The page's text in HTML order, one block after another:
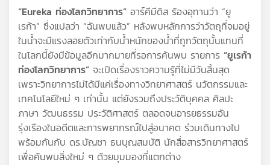
เพล
สต์
ของ
คุณ
เพลง
“Eureka ท่องโลกวิทยาการ” อาร์คีมีดิส ร้องอุทานว่า “ยู
เรก้า” ซึ่งแปลว่า “ฉันพบแล้ว” หลังพบหลักการว่าวัตถุที่จมอยู่
ในน้ำจะมีแรงลอยตัวเท่ากับน้ำหนักของน้ำที่ถูกวัตถุนั้นแทนที่
ในโลกนี้ยังมีข้อมูลอีกมากมายที่รอการค้นพบ รายการ “ยูเรก้า
ท่องโลกวิทยาการ” จะเปิดเรื่องราวความรู้ที่ไม่มีวันสิ้นสุด
เพราะวิทยาการไม่ได้มีแค่เรื่องทางวิทยาศาสตร์ นวัตกรรมและ
เทคโนโลยีใหม่ ๆ เท่านั้น แต่ยังรวมถึงประวัติบุคคล ศิลปะ
ภาษา วัฒนธรรม ประวัติศาสตร์ ตลอดจนอารยธรรมอัน
รุ่งเรืองในอดีตและการพยากรณ์ไปสู่อนาคต ร่วมเดินทางไป
พร้อมกันกับ ดร.บัญชา ธนบุญสมบัติ นักสื่อสารวิทยาศาสตร์
เพื่อค้นพบสิ่งใหม่ ๆ ด้วยมุมมองที่แตกต่าง